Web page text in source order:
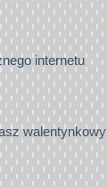
internetu
walentynkowy